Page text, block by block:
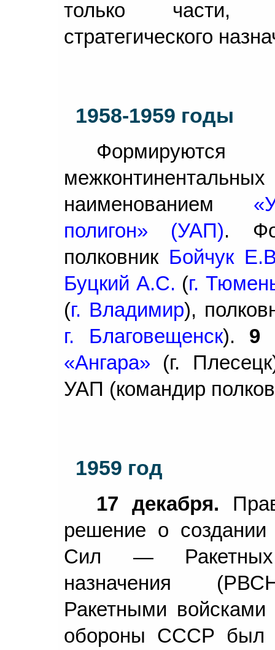
только части,
стратегического
1958-1959 годы
наименованием
полигон» (УАП).
полковник Бойчук
Буцкий А.С. (г.
(г. Владимир),
г. Благовещенск). 9
«Ангара» (г.
УАП (командир
1959 год
17 декабря.
решение о
Сил — Ракетных
назначения
Ракетными
обороны СССР был